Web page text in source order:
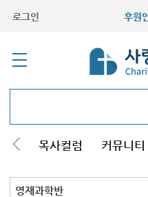
로그인 후원
해 목사컬럼 커뮤니티
교회학교
청년부
청장년부
형제모임
자매모임
기타모임
어르신모임
영재과학반